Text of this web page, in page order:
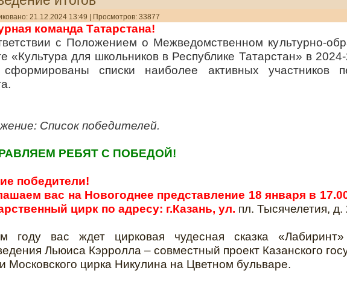
21.12.2024 13:49 | Просмотров: 33877
команда Татарстана!
с Положением о Межведомственном культурно-
«Культура для школьников в Республике Татарстан» в
сформированы списки наиболее активных участников
Список победителей.
РЕБЯТ С ПОБЕДОЙ!
победители!
вас на Новогоднее представление 18 января в
цирк по адресу: г.Казань, ул. пл. Тысячелетия, д.
году вас ждет цирковая чудесная сказка
Льюиса Кэрролла – совместный проект Казанского
Московского цирка Никулина на Цветном бульваре.